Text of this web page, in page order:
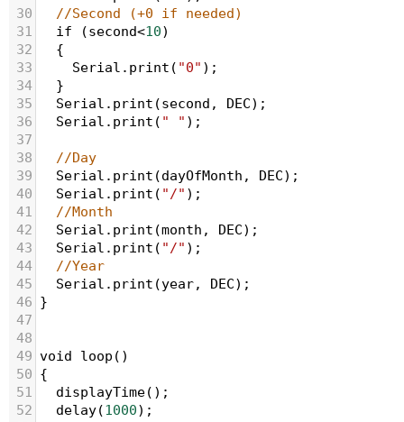
30
//Second (+0 if needed)
31
if (second<10)
32
  {
33
Serial . print ( "0" );
34
  }
35
Serial . print (second , DEC);
36
Serial . print ( " " );
37
38
//Day
39
Serial . print (dayOfMonth , DEC);
40
Serial . print ( "/" );
41
//Month
42
Serial . print (month , DEC);
43
Serial . print ( "/" );
44
//Year
45
Serial . print (year, DEC);
46 }
47
48
49 void loop ()
50 {
51
displayTime
52
delay(1000);